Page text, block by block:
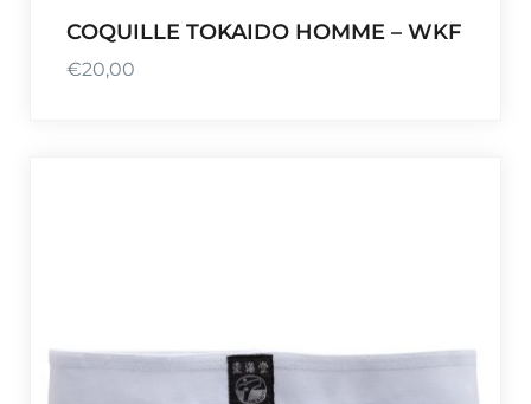
COQUILLE TOKAIDO HOMME – WKF
€20,00